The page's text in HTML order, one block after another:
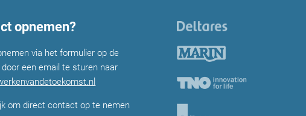
opnemen?
via het formulier op de
een email te sturen naar
om direct contact op te nemen